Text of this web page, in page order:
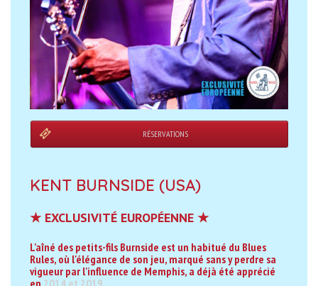
RÉSERVATIONS
KENT BURNSIDE (USA)
★ EXCLUSIVITÉ EUROPÉENNE ★
L'aîné des petits-fils Burnside est un habitué du Blues
Rules, où l'élégance de son jeu, marqué sans y perdre sa
vigueur par l'influence de Memphis, a déjà été apprécié
en 2014 et 2019.